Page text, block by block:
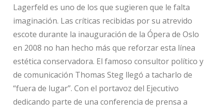
Lagerfeld es uno de los que sugieren que le falta
imaginación. Las críticas recibidas por su atrevido
escote durante la inauguración de la Ópera de Oslo
en 2008 no han hecho más que reforzar esta línea
estética conservadora. El famoso consultor político y
de comunicación Thomas Steg llegó a tacharlo de
“fuera de lugar”. Con el portavoz del Ejecutivo
dedicando parte de una conferencia de prensa a